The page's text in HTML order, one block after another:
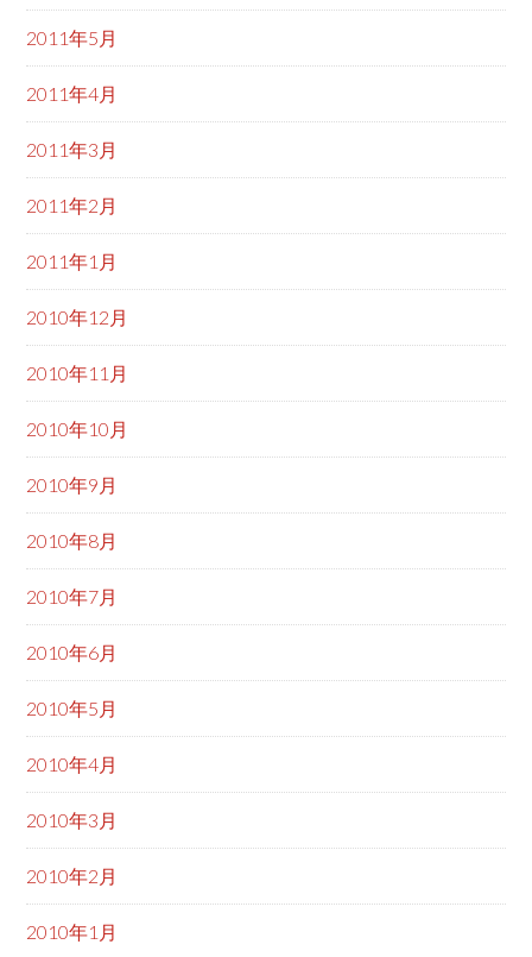
2011年5月
2011年4月
2011年3月
2011年2月
2011年1月
2010年12月
2010年11月
2010年10月
2010年9月
2010年8月
2010年7月
2010年6月
2010年5月
2010年4月
2010年3月
2010年2月
2010年1月